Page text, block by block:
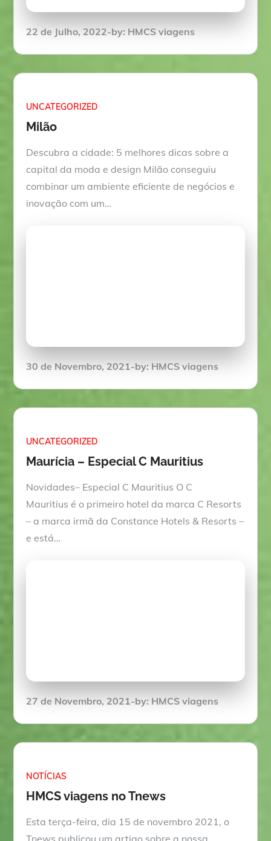
Posted
22 de Julho, 2022 by: HMCS viagens
UNCATEGORIZED
Milão
Descubra a cidade: 5 melhores dicas sobre a
capital da moda e design Milão conseguiu
combinar um ambiente eficiente de negócios e
inovação com um…
Posted
30 de Novembro, 2021 by: HMCS viagens
UNCATEGORIZED
Maurícia – Especial C Mauritius
Novidades– Especial C Mauritius O C
Mauritius é o primeiro hotel da marca C Resorts
– a marca irmã da Constance Hotels & Resorts –
e está…
Posted
27 de Novembro, 2021 by: HMCS viagens
NOTÍCIAS
HMCS viagens no Tnews
Esta terça-feira, dia 15 de novembro 2021, o
Tnews publicou um artigo sobre a nossa